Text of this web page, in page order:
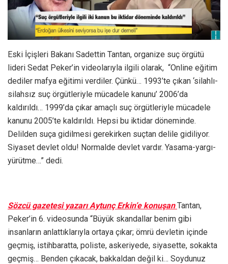
Eski İçişleri Bakanı Sadettin Tantan, organize suç örgütü
lideri Sedat Peker’in videolarıyla ilgili olarak, “Online eğitim
dediler mafya eğitimi verdiler. Çünkü… 1993’te çıkan ‘silahlı-
silahsız suç örgütleriyle mücadele kanunu’ 2006’da
kaldırıldı… 1999’da çıkar amaçlı suç örgütleriyle mücadele
kanunu 2005’te kaldırıldı. Hepsi bu iktidar döneminde.
Delilden suça gidilmesi gerekirken suçtan delile gidiliyor.
Siyaset devlet oldu! Normalde devlet vardır. Yasama-yargı-
yürütme…” dedi.
Sözcü gazetesi yazarı Aytunç Erkin’e konuşanTantan,
Peker’in 6. videosunda “Büyük skandallar benim gibi
insanların anlattıklarıyla ortaya çıkar; ömrü devletin içinde
geçmiş, istihbaratta, poliste, askeriyede, siyasette, sokakta
geçmiş… Benden çıkacak, bakkaldan değil ki… Soydunuz